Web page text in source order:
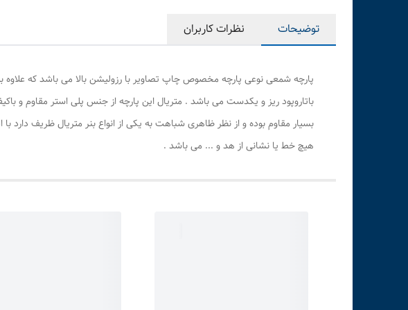
توضیحات نظرات کاربران
پارچه شمعی نوعی پارچه مخصوص چاپ تصاویر با رزولیشن بالا می باشد که علاوه
باتاروپود ریز و یکدست می باشد . متریال این پارچه از جنس پلی استر مقاوم و
بسیار مقاوم بوده و از نظر ظاهری شباهت به یکی از انواع بنر متریال ظریف
هیچ خط یا نشانی از هد و ... می باشد .